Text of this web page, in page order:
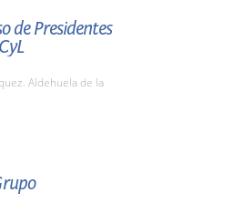
de Presidentes
Aldehuela de la